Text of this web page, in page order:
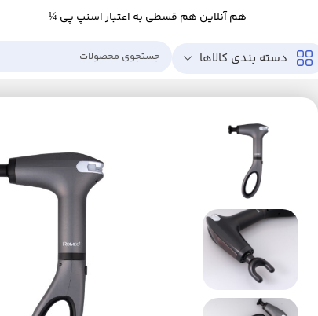
هم آنلاین هم قسطی به اعتبار اسنپ پی ¼
دسته بندی کالاها